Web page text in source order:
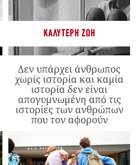
ΚΑΛΎΤΕΡΗ ΖΩΉ
Δεν υπάρχει άνθρωπος
χωρίς ιστορία και καμία
ιστορία δεν είναι
απογυμνωμένη από τις
ιστορίες των ανθρώπων
που τον αφορούν